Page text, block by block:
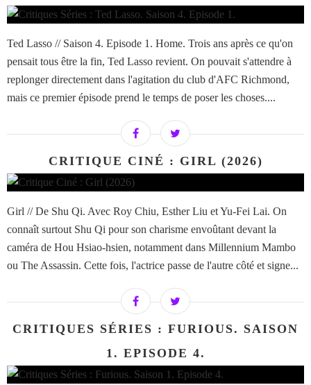
Ted Lasso // Saison 4. Episode 1. Home. Trois ans après ce qu'on
pensait tous être la fin, Ted Lasso revient. On pouvait s'attendre à
replonger directement dans l'agitation du club d'AFC Richmond,
mais ce premier épisode prend le temps de poser les choses....
CRITIQUE CINÉ : GIRL (2026)
Girl // De Shu Qi. Avec Roy Chiu, Esther Liu et Yu-Fei Lai. On
connaît surtout Shu Qi pour son charisme envoûtant devant la
caméra de Hou Hsiao-hsien, notamment dans Millennium Mambo
ou The Assassin. Cette fois, l'actrice passe de l'autre côté et signe...
CRITIQUES SÉRIES : FURIOUS. SAISON
1. EPISODE 4.